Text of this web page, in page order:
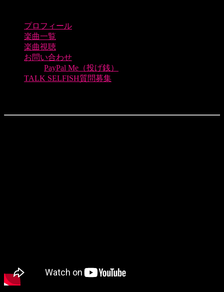
プロフィール
楽曲一覧
楽曲視聴
お問い合わせ
PayPal Me（投げ銭）
TALK SELFISH質問募集